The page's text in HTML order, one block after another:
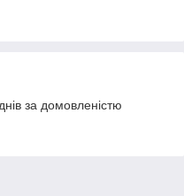
за домовленістю